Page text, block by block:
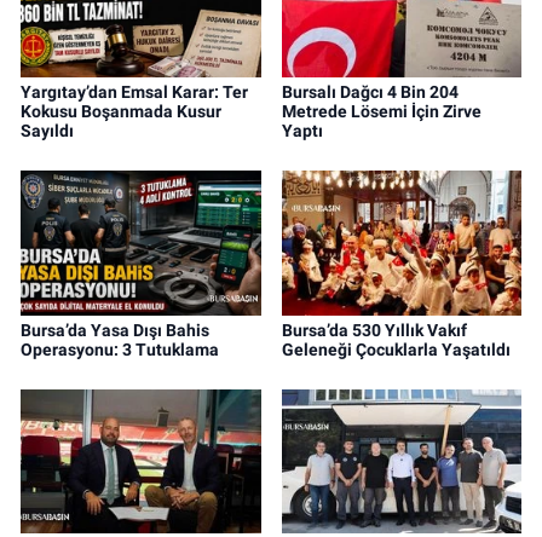
Yargıtay’dan Emsal Karar: Ter
Kokusu Boşanmada Kusur
Sayıldı
Bursalı Dağcı 4 Bin 204
Metrede Lösemi İçin Zirve
Yaptı
Bursa’da Yasa Dışı Bahis
Operasyonu: 3 Tutuklama
Bursa’da 530 Yıllık Vakıf
Geleneği Çocuklarla Yaşatıldı